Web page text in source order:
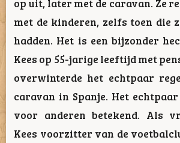
op uit, later met de caravan. Ze
met de kinderen, zelfs toen die
hadden. Het is een bijzonder
Kees op 55-jarige leeftijd met
overwinterde het echtpaar
caravan in Spanje. Het
voor anderen betekend. Als
Kees voorzitter van de